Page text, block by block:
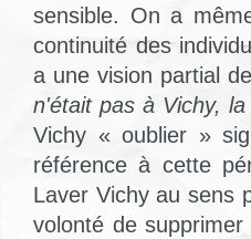
sensible. On a
continuité des
a une vision partial
n'était pas à Vichy,
Vichy « oublier »
référence à cette
Laver Vichy au sens
volonté de